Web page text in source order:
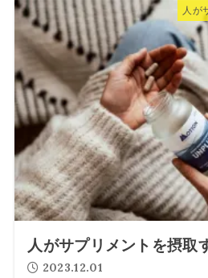
人が
人がサプリメントを摂取
2023.12.01